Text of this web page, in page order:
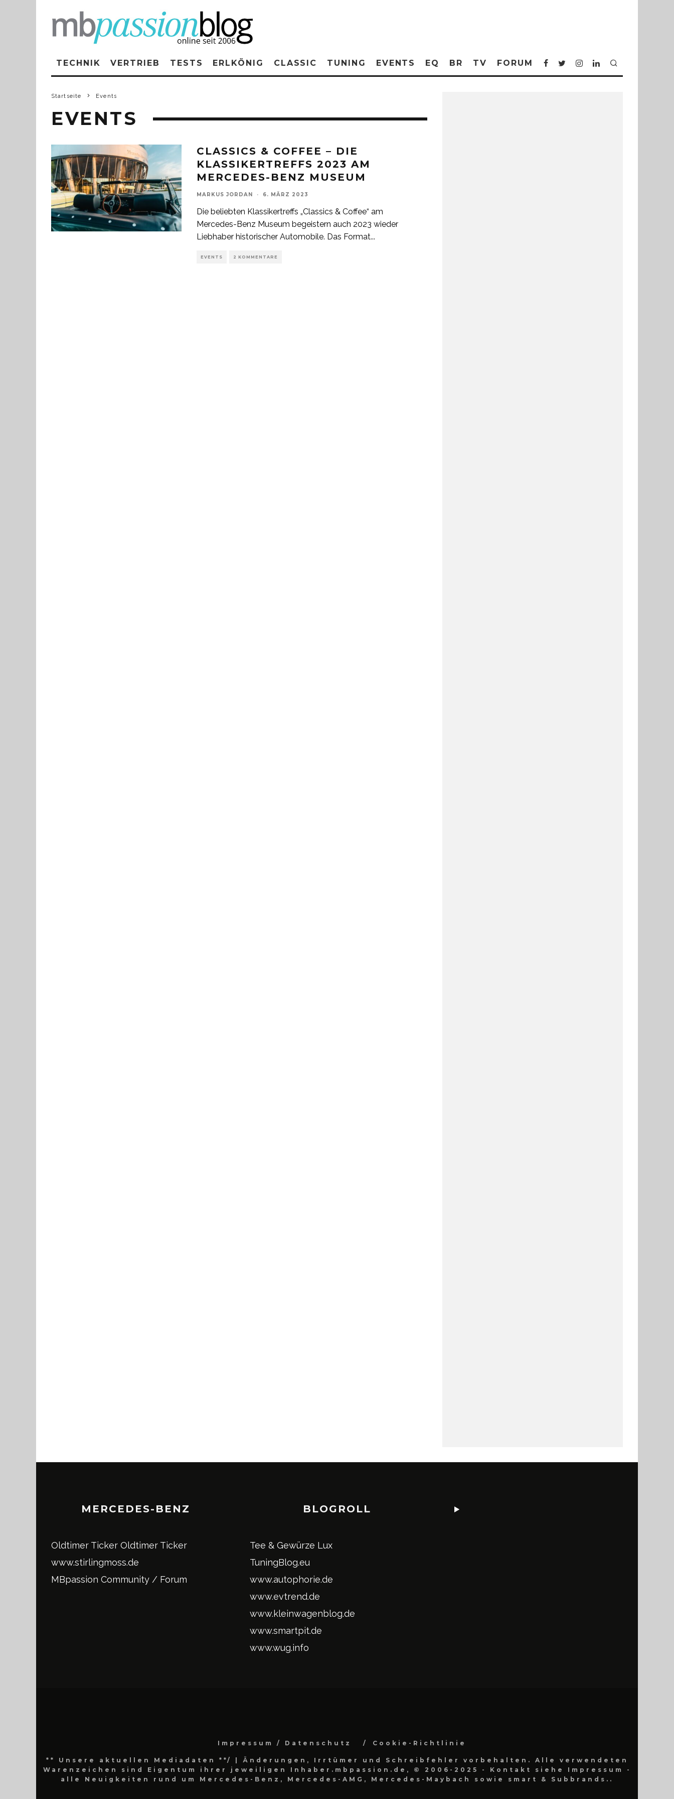
TECHNIK VERTRIEB TESTS ERLKÖNIG CLASSIC TUNING EVENTS EQ BR TV FORUM
Startseite Events
EVENTS
CLASSICS & COFFEE – DIE
KLASSIKERTREFFS 2023 AM
MERCEDES-BENZ MUSEUM
MARKUS JORDAN · 6. MÄRZ 2023
Die beliebten Klassikertreffs „Classics & Coffee“ am
Mercedes-Benz Museum begeistern auch 2023 wieder
Liebhaber historischer Automobile. Das Format...
EVENTS 2 KOMMENTARE
MERCEDES-BENZ
Oldtimer Ticker Oldtimer Ticker
www.stirlingmoss.de
MBpassion Community / Forum
BLOGROLL
Tee & Gewürze Lux
TuningBlog.eu
www.autophorie.de
www.evtrend.de
www.kleinwagenblog.de
www.smartpit.de
www.wug.info
Impressum / Datenschutz Cookie-Richtlinie
** Unsere aktuellen Mediadaten **/
| Änderungen, Irrtümer und Schreibfehler vorbehalten. Alle verwendeten
Warenzeichen sind Eigentum ihrer jeweiligen Inhaber.mbpassion.de, © 2006-2025 - Kontakt siehe Impressum -
alle Neuigkeiten rund um Mercedes-Benz, Mercedes-AMG, Mercedes-Maybach sowie smart & Subbrands..